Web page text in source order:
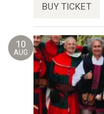
BUY TICKET
10
AUG